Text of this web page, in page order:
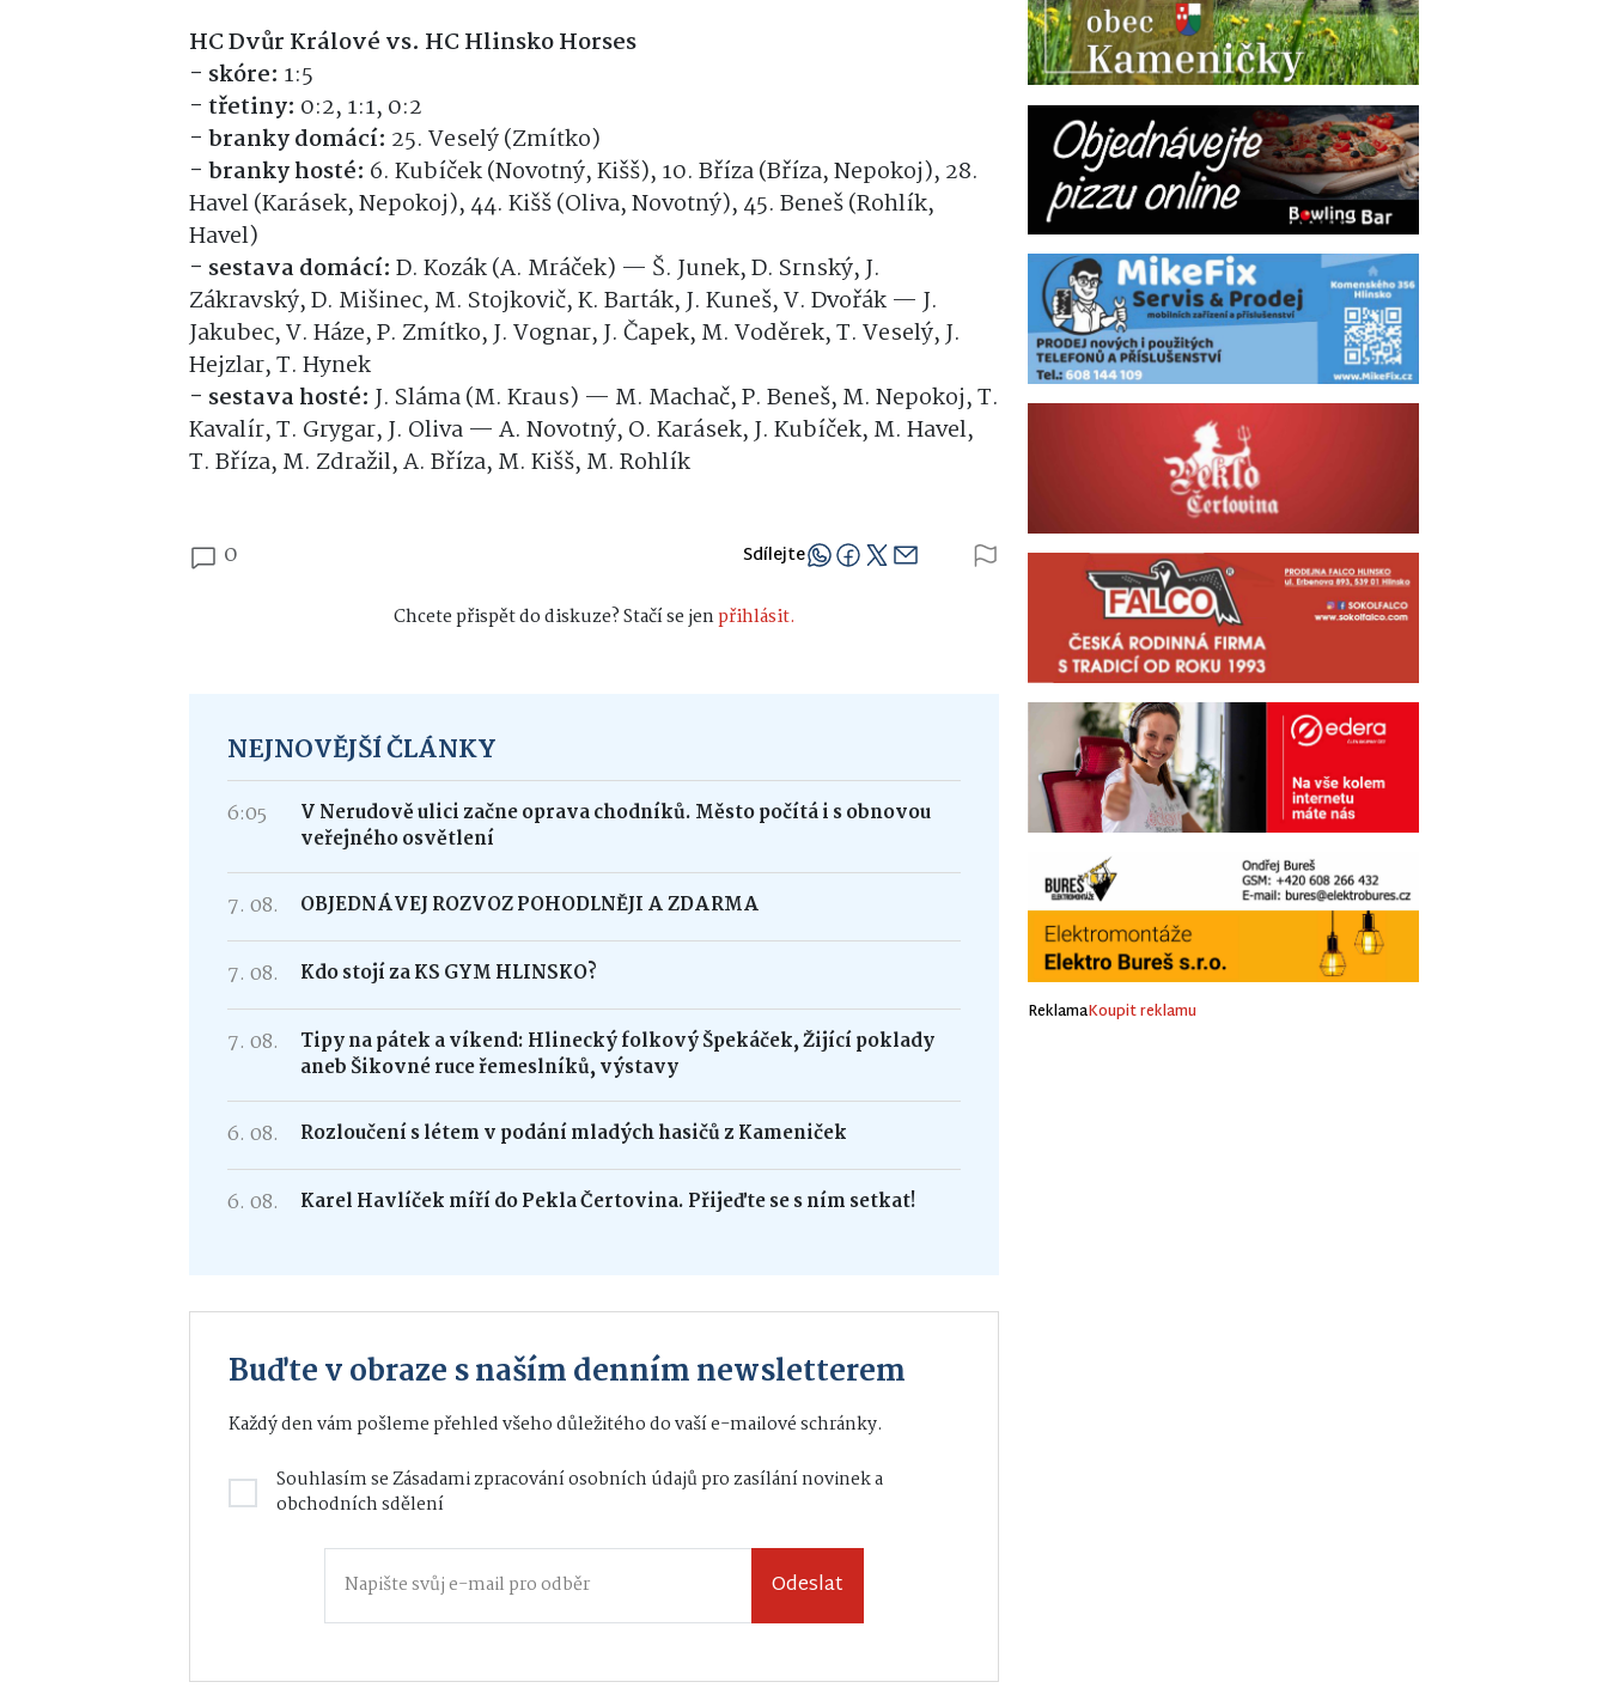
HC Dvůr Králové vs. HC Hlinsko Horses
- skóre: 1:5
- třetiny: 0:2, 1:1, 0:2
- branky domácí: 25. Veselý (Zmítko)
- branky hosté: 6. Kubíček (Novotný, Kišš), 10. Bříza (Bříza, Nepokoj), 28.
Havel (Karásek, Nepokoj), 44. Kišš (Oliva, Novotný), 45. Beneš (Rohlík,
Havel)
- sestava domácí: D. Kozák (A. Mráček) — Š. Junek, D. Srnský, J.
Zákravský, D. Mišinec, M. Stojkovič, K. Barták, J. Kuneš, V. Dvořák — J.
Jakubec, V. Háze, P. Zmítko, J. Vognar, J. Čapek, M. Voděrek, T. Veselý, J.
Hejzlar, T. Hynek
- sestava hosté: J. Sláma (M. Kraus) — M. Machač, P. Beneš, M. Nepokoj, T.
Kavalír, T. Grygar, J. Oliva — A. Novotný, O. Karásek, J. Kubíček, M. Havel,
T. Bříza, M. Zdražil, A. Bříza, M. Kišš, M. Rohlík
0 Sdílejte
Chcete přispět do diskuze? Stačí se jenpřihlásit.
NEJNOVĚJŠÍ ČLÁNKY
6:05
V Nerudově ulici začne oprava chodníků. Město počítá i s obnovou
veřejného osvětlení
7. 08. OBJEDNÁVEJ ROZVOZ POHODLNĚJI A ZDARMA
7. 08. Kdo stojí za KS GYM HLINSKO?
7. 08.
Tipy na pátek a víkend: Hlinecký folkový Špekáček, Žijící poklady
aneb Šikovné ruce řemeslníků, výstavy
6. 08. Rozloučení s létem v podání mladých hasičů z Kameniček
6. 08. Karel Havlíček míří do Pekla Čertovina. Přijeďte se s ním setkat!
Buďte v obraze s naším denním newsletterem
Každý den vám pošleme přehled všeho důležitého do vaší e-mailové schránky.
Souhlasím seZásadami zpracování osobních údajůpro zasílání novinek a
obchodních sdělení
Odeslat
ReklamaKoupit reklamu